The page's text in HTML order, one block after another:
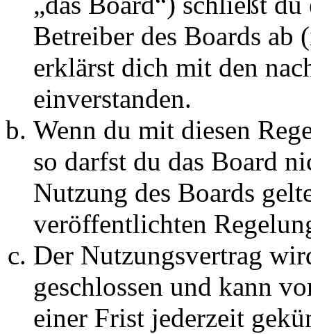
Betreiber des Boards ab
erklärst dich mit den
einverstanden.
Wenn du mit diesen
so darfst du das Board
Nutzung des Boards
veröffentlichten
Der Nutzungsvertrag
geschlossen und kann
einer Frist jederzeit